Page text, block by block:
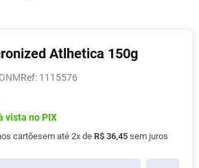
Atlhetica 150g
: 1115576
vista no PIX
cartõesem até 2x de R$ 36,45 sem juros
Sec